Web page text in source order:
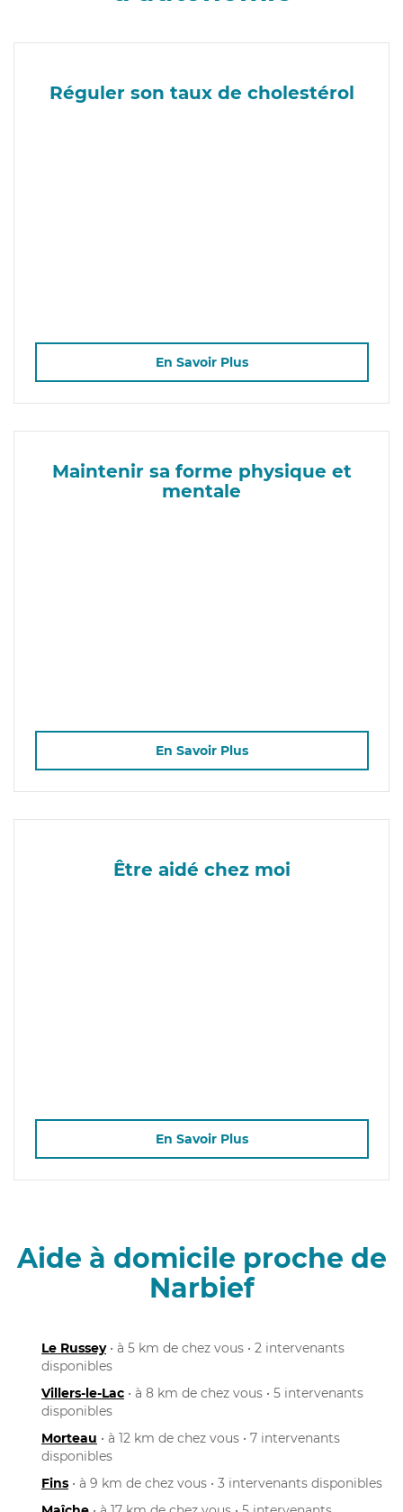
Réguler son taux de cholestérol
En Savoir Plus
Maintenir sa forme physique et
mentale
En Savoir Plus
Être aidé chez moi
En Savoir Plus
Aide à domicile proche de
Narbief
Le Russey• à 5 km de chez vous • 2 intervenants
disponibles
Villers-le-Lac • à 8 km de chez vous • 5 intervenants
disponibles
Morteau • à 12 km de chez vous • 7 intervenants
disponibles
Fins • à 9 km de chez vous • 3 intervenants disponibles